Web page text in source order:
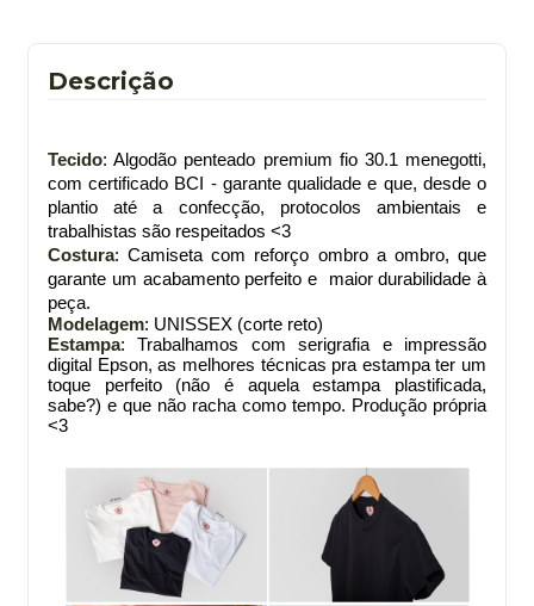
Descrição
Tecido: Algodão penteado premium fio 30.1 menegotti,
com certificado BCI - garante qualidade e que, desde o
plantio até a confecção, protocolos ambientais e
trabalhistas são respeitados <3
Costura: Camiseta com reforço ombro a ombro, que
garante um acabamento perfeito e maior durabilidade à
peça.
Modelagem: UNISSEX (corte reto)
Estampa: Trabalhamos com serigrafia e impressão
digital Epson, as melhores técnicas pra estampa ter um
toque perfeito (não é aquela estampa plastificada,
sabe?) e que não racha como tempo. Produção própria
<3